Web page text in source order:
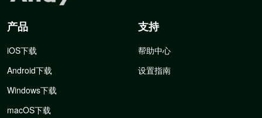
产品
iOS下载
Android下载
Windows下载
macOS下载
支持
帮助中心
设置指南